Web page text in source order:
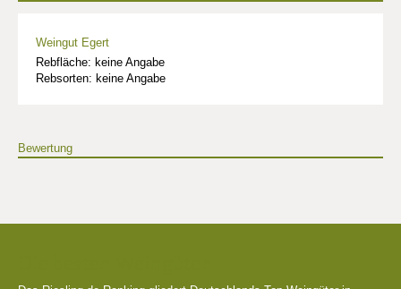
Weingut Egert
Rebfläche: keine Angabe
Rebsorten: keine Angabe
Bewertung